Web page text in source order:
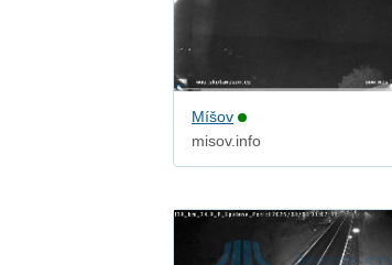
Míšov
misov.info